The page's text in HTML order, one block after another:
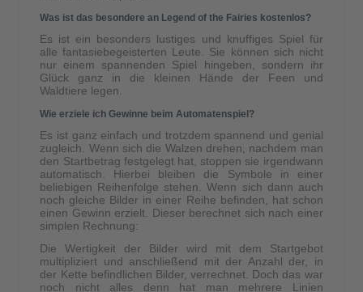
Was ist das besondere an Legend of the Fairies kostenlos?
Es ist ein besonders lustiges und knuffiges Spiel für
alle fantasiebegeisterten Leute. Sie können sich nicht
nur einem spannenden Spiel hingeben, sondern ihr
Glück ganz in die kleinen Hände der Feen und
Waldtiere legen.
Wie erziele ich Gewinne beim Automatenspiel?
Es ist ganz einfach und trotzdem spannend und genial
zugleich. Wenn sich die Walzen drehen, nachdem man
den Startbetrag festgelegt hat, stoppen sie irgendwann
automatisch. Hierbei bleiben die Symbole in einer
beliebigen Reihenfolge stehen. Wenn sich dann auch
noch gleiche Bilder in einer Reihe befinden, hat schon
einen Gewinn erzielt. Dieser berechnet sich nach einer
simplen Rechnung:
Die Wertigkeit der Bilder wird mit dem Startgebot
multipliziert und anschließend mit der Anzahl der, in
der Kette befindlichen Bilder, verrechnet. Doch das war
noch nicht alles denn hat man mehrere Linien